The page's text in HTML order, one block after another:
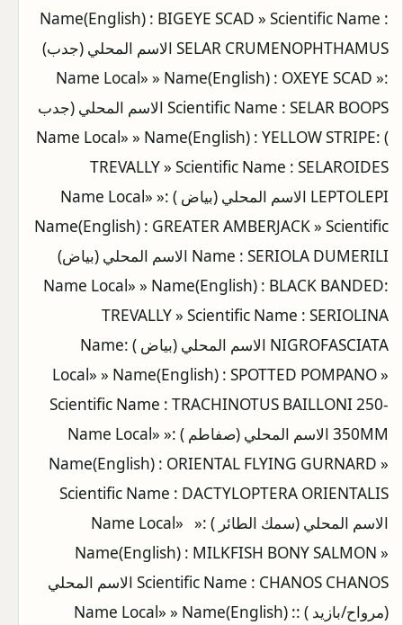
Name(English) : BIGEYE SCAD » Scientific Name :
SELAR CRUMENOPHTHAMUS الاسم المحلي (جدب)
:Name Local» » Name(English) : OXEYE SCAD »
Scientific Name : SELAR BOOPS الاسم المحلي (جدب
) :Name Local» » Name(English) : YELLOW STRIPE
TREVALLY » Scientific Name : SELAROIDES
LEPTOLEPI الاسم المحلي (بياض ) :Name Local» »
Name(English) : GREATER AMBERJACK » Scientific
Name : SERIOLA DUMERILI الاسم المحلي (بياض)
:Name Local» » Name(English) : BLACK BANDED
TREVALLY » Scientific Name : SERIOLINA
NIGROFASCIATA الاسم المحلي (بياض ) :Name
Local» » Name(English) : SPOTTED POMPANO »
Scientific Name : TRACHINOTUS BAILLONI 250-
350MM الاسم المحلي (صفاطم ) :Name Local» »
Name(English) : ORIENTAL FLYING GURNARD »
Scientific Name : DACTYLOPTERA ORIENTALIS
الاسم المحلي (سمك الطائر ) :Name Local» »
Name(English) : MILKFISH BONY SALMON »
Scientific Name : CHANOS CHANOS الاسم المحلي
(مرواح/بازيد ) :Name Local» » Name(English) :